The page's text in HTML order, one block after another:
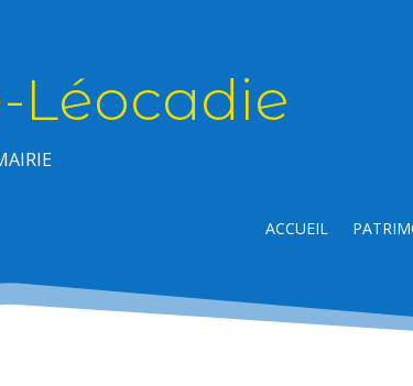
Léocadie
ACCUEIL